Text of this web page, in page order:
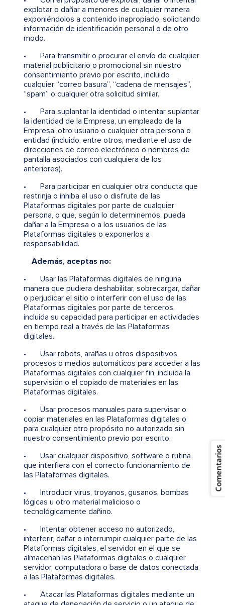
explotar o dañar a menores de cualquier manera
exponiéndolos a contenido inapropiado, solicitando
información de identificación personal o de otro
modo.
• Para transmitir o procurar el envío de cualquier
material publicitario o promocional sin nuestro
consentimiento previo por escrito, incluido
cualquier “correo basura”, “cadena de mensajes”,
“spam” o cualquier otra solicitud similar.
• Para suplantar la identidad o intentar suplantar
la identidad de la Empresa, un empleado de la
Empresa, otro usuario o cualquier otra persona o
entidad (incluido, entre otros, mediante el uso de
direcciones de correo electrónico o nombres de
pantalla asociados con cualquiera de los
anteriores).
• Para participar en cualquier otra conducta que
restrinja o inhiba el uso o disfrute de las
Plataformas digitales por parte de cualquier
persona, o que, según lo determinemos, pueda
dañar a la Empresa o a los usuarios de las
Plataformas digitales o exponerlos a
responsabilidad.
Además, aceptas no:
• Usar las Plataformas digitales de ninguna
manera que pudiera deshabilitar, sobrecargar, dañar
o perjudicar el sitio o interferir con el uso de las
Plataformas digitales por parte de terceros,
incluida su capacidad para participar en actividades
en tiempo real a través de las Plataformas
digitales.
• Usar robots, arañas u otros dispositivos,
procesos o medios automáticos para acceder a las
Plataformas digitales con cualquier fin, incluida la
supervisión o el copiado de materiales en las
Plataformas digitales.
• Usar procesos manuales para supervisar o
copiar materiales en las Plataformas digitales o
para cualquier otro propósito no autorizado sin
nuestro consentimiento previo por escrito.
• Usar cualquier dispositivo, software o rutina
que interfiera con el correcto funcionamiento de
las Plataformas digitales.
• Introducir virus, troyanos, gusanos, bombas
lógicas u otro material malicioso o
tecnológicamente dañino.
• Intentar obtener acceso no autorizado,
interferir, dañar o interrumpir cualquier parte de las
Plataformas digitales, el servidor en el que se
almacenan las Plataformas digitales o cualquier
servidor, computadora o base de datos conectada
a las Plataformas digitales.
• Atacar las Plataformas digitales mediante un
Comentarios